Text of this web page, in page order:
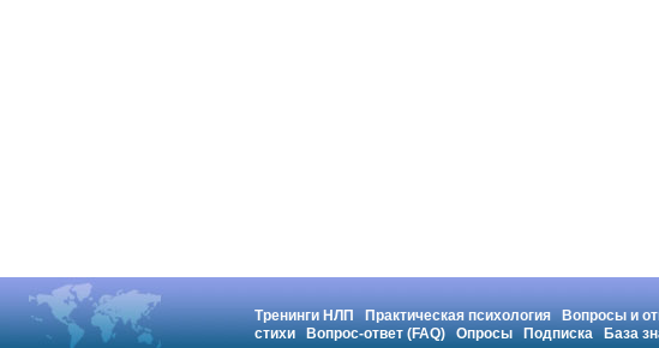
Тренинги НЛП Практическая психология Вопросы и
стихи
Вопрос-ответ (FAQ) Опросы Подписка База